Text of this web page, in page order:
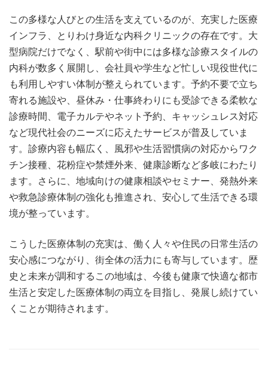
この多様な人びとの生活を支えているのが、充実した医療
インフラ、とりわけ身近な内科クリニックの存在です。大
型病院だけでなく、駅前や街中には多様な診療スタイルの
内科が数多く展開し、会社員や学生など忙しい現役世代に
も利用しやすい体制が整えられています。予約不要で立ち
寄れる施設や、昼休み・仕事終わりにも受診できる柔軟な
診療時間、電子カルテやネット予約、キャッシュレス対応
など現代社会のニーズに応えたサービスが普及していま
す。診療内容も幅広く、風邪や生活習慣病の対応からワク
チン接種、花粉症や禁煙外来、健康診断など多岐にわたり
ます。さらに、地域向けの健康相談やセミナー、発熱外来
や救急診療体制の強化も推進され、安心して生活できる環
境が整っています。
こうした医療体制の充実は、働く人々や住民の日常生活の
安心感につながり、街全体の活力にも寄与しています。歴
史と未来が調和するこの地域は、今後も健康で快適な都市
生活と安定した医療体制の両立を目指し、発展し続けてい
くことが期待されます。